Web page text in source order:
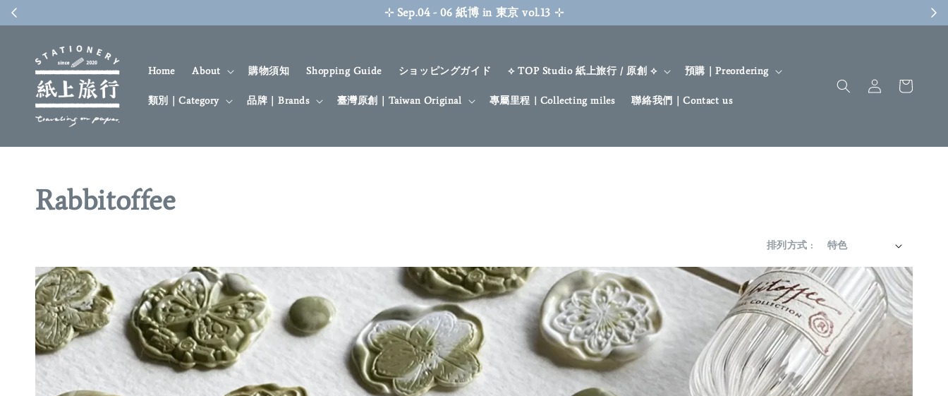
博 in 東京 vol.13 ⊹
Home About 購物須知 Shopping Guide ショッピングガイド ⟡ TOP Studio 紙上旅行 / 原創 ⟡ 預購｜Preordering
類別｜Category 品牌｜Brands 臺灣原創｜Taiwan Original 專屬里程 | Collecting miles 聯絡我們｜Contact us
Rabbitoffee
排列方式 :